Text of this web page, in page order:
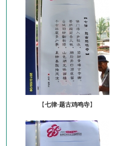
【七律·题古鸡鸣寺】